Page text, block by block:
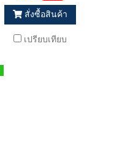
สั่งซื้อสินค้า
เปรียบเทียบ